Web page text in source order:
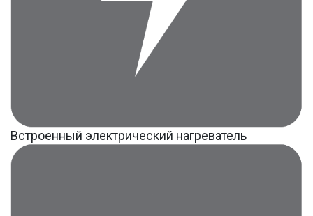
Встроенный электрический нагреватель